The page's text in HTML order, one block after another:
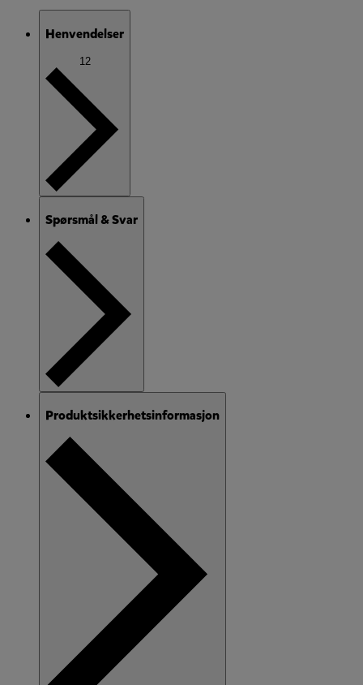
Henvendelser
12
Spørsmål & Svar
Produktsikkerhetsinformasjon